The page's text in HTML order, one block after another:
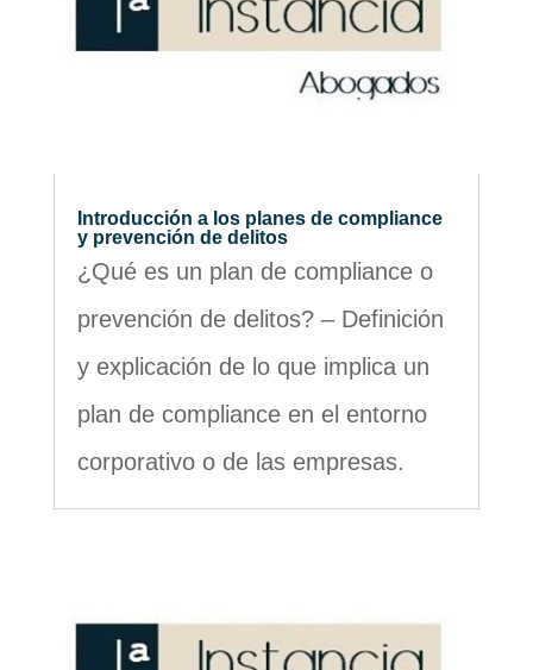
Introducción a los planes de compliance
y prevención de delitos
¿Qué es un plan de compliance o
prevención de delitos? – Definición
y explicación de lo que implica un
plan de compliance en el entorno
corporativo o de las empresas.